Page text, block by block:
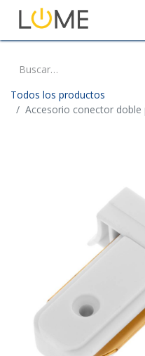
Todos los productos
Accesorio conector doble